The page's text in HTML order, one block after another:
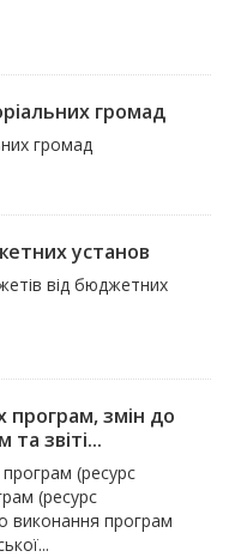
громад
громад
установ
від бюджетних
програм, змін до
звіті...
програм (ресурс
(ресурс
виконання програм